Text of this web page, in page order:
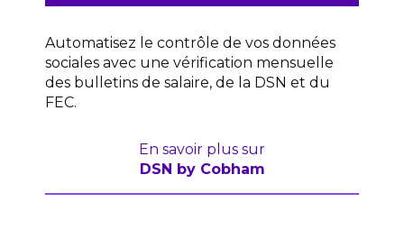
Automatisez le contrôle de vos données
sociales avec une vérification mensuelle
des bulletins de salaire, de la DSN et du
FEC.
En savoir plus sur
DSN by Cobham